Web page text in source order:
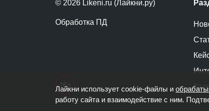
© 2026 Likeni.ru (Лайкни.ру)
Обработка ПД
Лайкни использует cookie-файлы и
работу сайта и взаимодействие с ним.